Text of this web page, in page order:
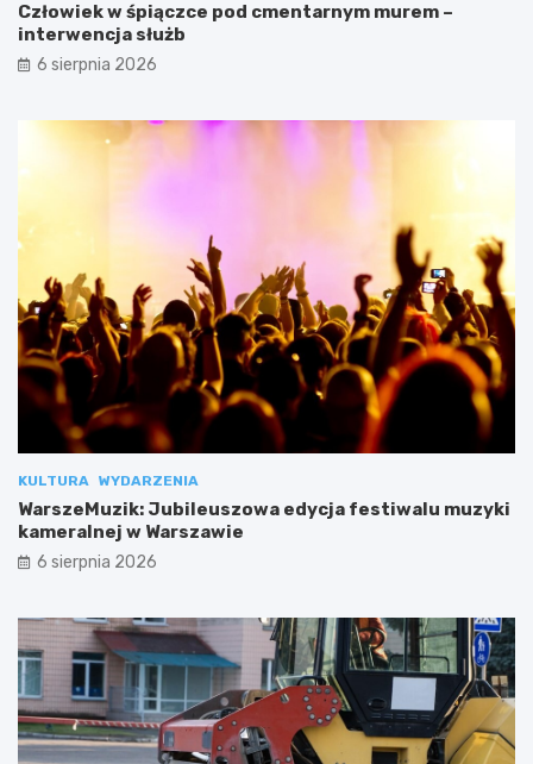
Człowiek w śpiączce pod cmentarnym murem –
interwencja służb
6 sierpnia 2026
KULTURA WYDARZENIA
WarszeMuzik: Jubileuszowa edycja festiwalu muzyki
kameralnej w Warszawie
6 sierpnia 2026